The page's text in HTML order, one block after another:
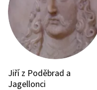
Jiří z Poděbrad a
Jagellonci